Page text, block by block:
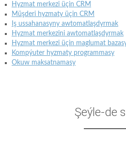
Hyzmat merkezi üçin CRM
Müşderi hyzmaty üçin CRM
Iş ussahanasyny awtomatlaşdyrmak
Hyzmat merkezini awtomatlaşdyrmak
Hyzmat merkezi üçin maglumat
Kompýuter hyzmaty programmasy
Okuw maksatnamasy
Şeýle-de